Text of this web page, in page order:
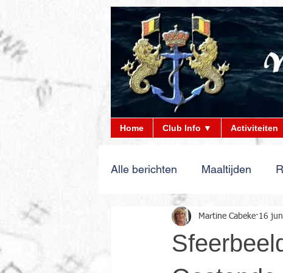
Alle berichten Maaltijden
Martine Cabeke 16
Home Club Info ▼ Activiteiten